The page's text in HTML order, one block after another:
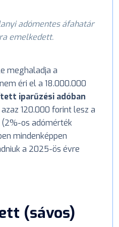
adómentes áfahatár
emelkedett.
meghaladja a
éri el a 18.000.000
iparűzési adóban
azaz 120.000 forint lesz a
os adómérték
mindenképpen
a 2025-ös évre
(sávos)